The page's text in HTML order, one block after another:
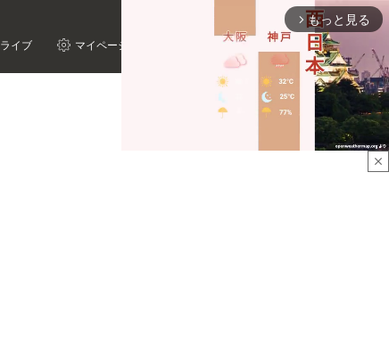
ライブ マイページ
close
arrow_forward_ios もっと見る